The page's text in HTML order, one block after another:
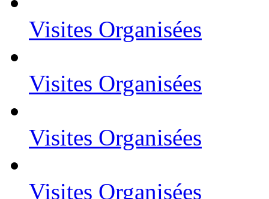
Visites Organisées
Visites Organisées
Visites Organisées
Visites Organisées